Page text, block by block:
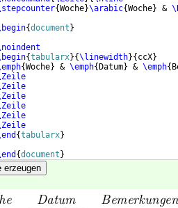
{Woche}\arabic{Woche} &
{document }
{tabularx}{\linewidth}{ ccX}
{Woche} & \emph{ Datum} & \emph{
{tabularx}
{document }
erzeugen